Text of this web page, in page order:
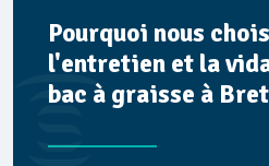
Pourquoi nous
l'entretien et la
bac à graisse à